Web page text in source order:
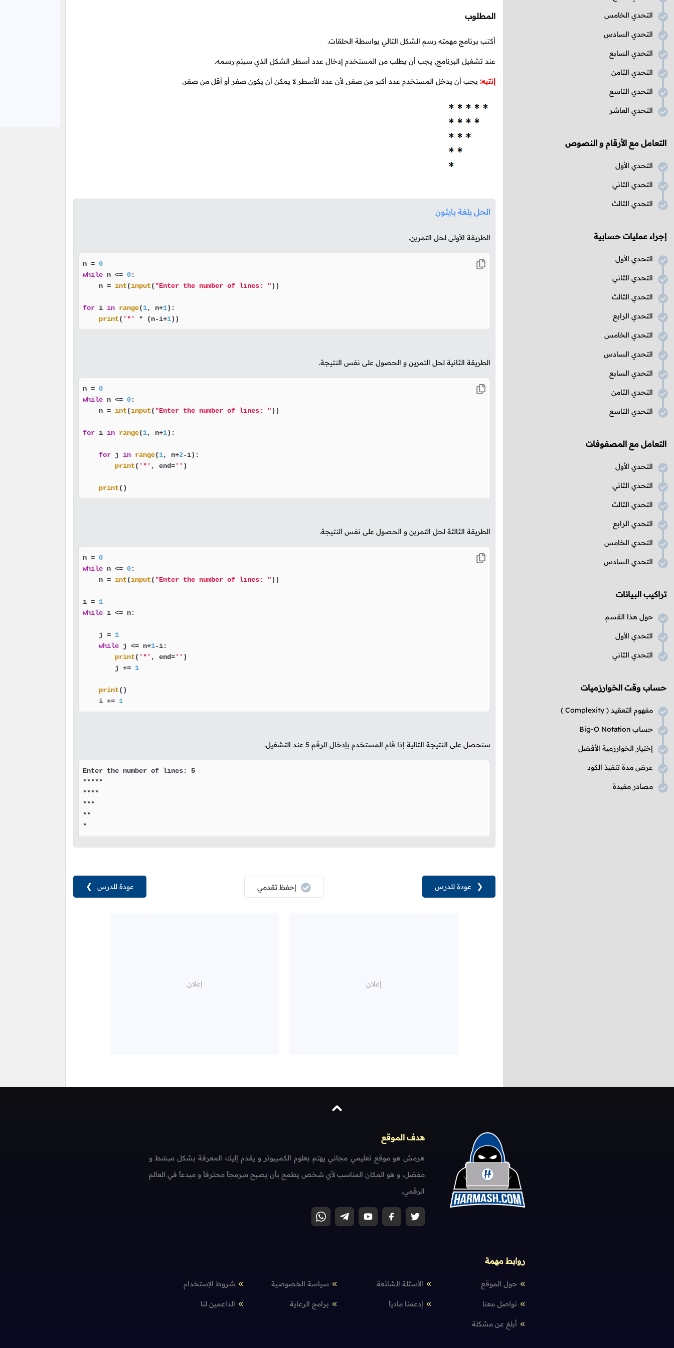
التحدي الخامس
التحدي السادس
التحدي السابع
التحدي الثامن
التحدي التاسع
التحدي العاشر
التعامل مع الأرقام و النصوص
التحدي الأول
التحدي الثاني
التحدي الثالث
إجراء عمليات حسابية
التحدي الأول
التحدي الثاني
التحدي الثالث
التحدي الرابع
التحدي الخامس
التحدي السادس
التحدي السابع
التحدي الثامن
التحدي التاسع
التعامل مع المصفوفات
التحدي الأول
التحدي الثاني
التحدي الثالث
التحدي الرابع
التحدي الخامس
التحدي السادس
تراكيب البيانات
حول هذا القسم
التحدي الأول
التحدي الثاني
حساب وقت الخوارزميات
مفهوم التعقيد ( Complexity
)
حساب Big-O Notation
إختيار الخوارزمية الأفضل
عرض مدة تنفيذ الكود
مصادر مفيدة
المطلوب
أكتب برنامج مهمته رسم الشكل التالي بواسطة الحلقات.
عند تشغيل البرنامج, يجب أن يطلب من المستخدم إدخال عدد أسطر الشكل الذي سيتم رسمه.
إنتبه: يجب أن يدخل المستخدم عدد أكبر من صفر, لأن عدد الأسطر لا يمكن أن يكون صفر أو أقل من صفر.
الحل بلغة بايثون
الطريقة الأولى لحل التمرين.
n = 0
while n <= 0:
    n =
int(input("Enter the number of lines: "))
for i in range(1, n+1):
print( '*' * (n-i+1))
الطريقة الثانية لحل التمرين و الحصول على نفس النتيجة.
n = 0
while n <= 0:
    n =
int(input("Enter the number of lines: "))
for i in range(1, n+1):
for j in range(1, n+2-i):
print( '*' , end='' )
print()
الطريقة الثالثة لحل التمرين و الحصول على نفس النتيجة.
n = 0
while n <= 0:
    n =
int(input("Enter the number of lines: "))
i = 1
while i <= n:
    j =
1
while j <= n+1-i:
print( '*' , end='' )
        j +=
1
print()
    i +=
1
سنحصل على النتيجة التالية إذا قام المستخدم بإدخال الرقم 5 عند التشغيل.
Enter the number of lines: 5
*****
****
***
**
*
عودة للدرس ❯ إحفظ تقدمي ❮ عودة للدرس
هدف الموقع
هرمش هو موقع تعليمي مجاني يهتم بعلوم الكمبيوتر و يقدم إليك المعرفة بشكل مبسّط و
مفصّل، و هو المكان المناسب لأي شخص يطمح بأن يصبح مبرمجاً محترفاً و مبدعاً في العالم
الرقمي.
روابط مهمة
حول الموقع الأسئلة الشائعة سياسة الخصوصية شروط الإستخدام
تواصل معنا إدعمنا مادياً برامج الرعاية الداعمين لنا
أبلغ عن مشكلة